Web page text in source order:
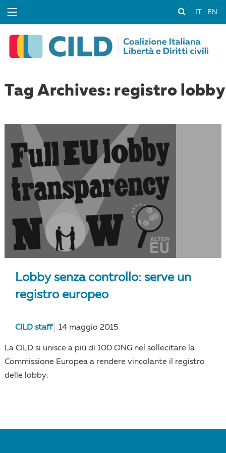
EN
Tag Archives: registro lobby
Lobby senza controllo: serve un
registro europeo
CILD staff 14 maggio 2015
La CILD si unisce a più di 100 ONG nel sollecitare la
Commissione Europea a rendere vincolante il registro
delle lobby.